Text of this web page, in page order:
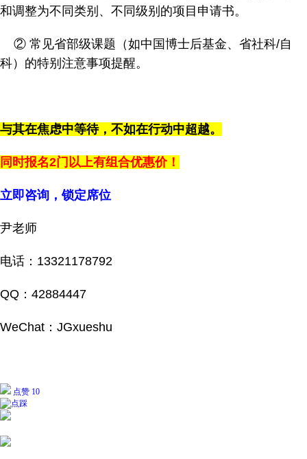
和调整为不同类别、不同级别的项目申请书。
② 常见省部级课题（如中国博士后基金、省社科/自
科）的特别注意事项提醒。
与其在焦虑中等待，不如在行动中超越。
同时报名2门以上有组合优惠价！
立即咨询，锁定席位
尹老师
电话：13321178792
QQ：42884447
WeChat：JGxueshu
点赞 10